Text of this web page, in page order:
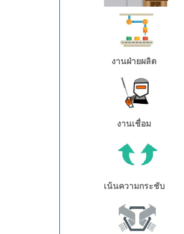
อุตสาหกรรมอะไหล่/เครื่องกล
งานฝ่ายผลิต
งานเชื่อม
เน้นความกระชับ